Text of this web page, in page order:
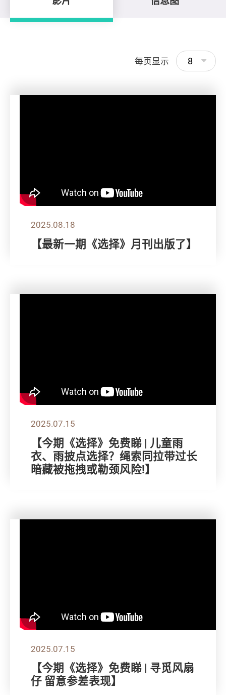
每页显示 8
2025.08.18
【最新一期《选择》月刊出版了】
2025.07.15
【今期《选择》免费睇 | 儿童雨
衣、雨披点选择？绳索同拉带过长
暗藏被拖拽或勒颈风险!】
2025.07.15
【今期《选择》免费睇 | 寻觅风扇
仔 留意参差表现】